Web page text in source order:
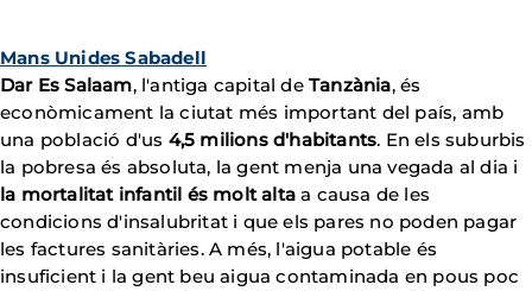
Mans Unides Sabadell
Dar Es Salaam, l'antiga capital deTanzània, és
econòmicament la ciutat més important del país, amb
una població d'us 4,5 milions d'habitants. En els suburbis
la pobresa és absoluta, la gent menja una vegada al dia i
la mortalitat infantil és molt altaa causa de les
condicions d'insalubritat i que els pares no poden pagar
les factures sanitàries. A més, l'aigua potable és
insuficient i la gent beu aigua contaminada en pous poc